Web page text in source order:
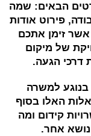
הבאים: שמה
פירוט אודות
זימן אתכם
של מיקום
דרכי הגעה.
בנוגע למשרה
האלו בסוף
קידום ומה
אחר.